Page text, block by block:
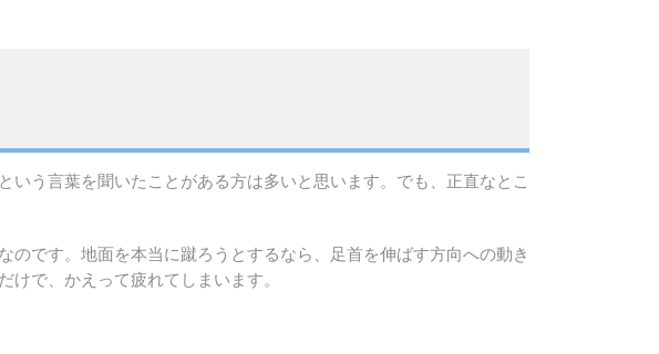
う言葉を聞いたことがある方は多いと思います。でも、正直なとこ
です。地面を本当に蹴ろうとするなら、足首を伸ばす方向への動き
で、かえって疲れてしまいます。